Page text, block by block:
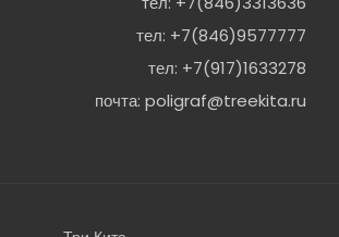
тел: +7(846)9577777
тел: +7(917)1633278
почта: poligraf@treekita.ru